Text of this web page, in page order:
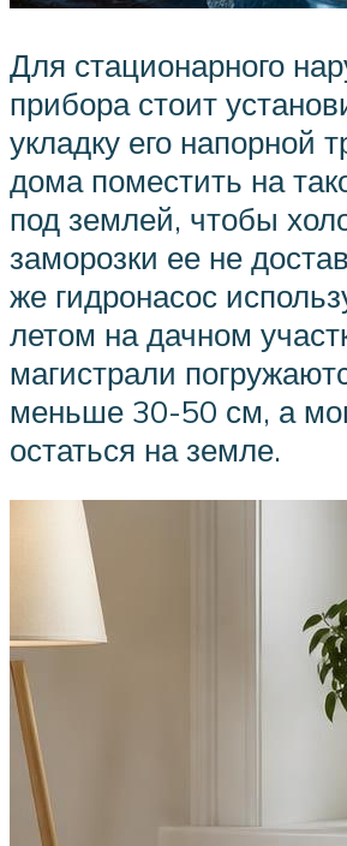
Для стационарного
прибора стоит
укладку его напорной
дома поместить на
под землей, чтобы
заморозки ее не
же гидронасос
летом на дачном
магистрали
меньше 30-50 см, а
остаться на земле.